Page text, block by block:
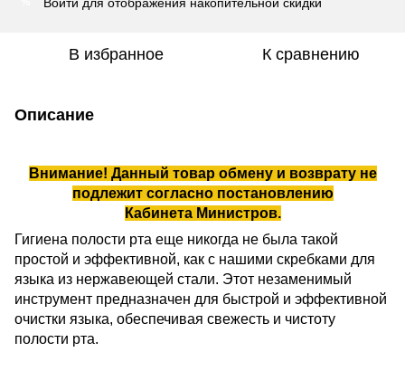
В избранное К сравнению
Описание
Внимание! Данный товар обмену и возврату не
подлежит согласно постановлению
Кабинета Министров.
Гигиена полости рта еще никогда не была такой
простой и эффективной, как с нашими скребками для
языка из нержавеющей стали. Этот незаменимый
инструмент предназначен для быстрой и эффективной
очистки языка, обеспечивая свежесть и чистоту
полости рта.